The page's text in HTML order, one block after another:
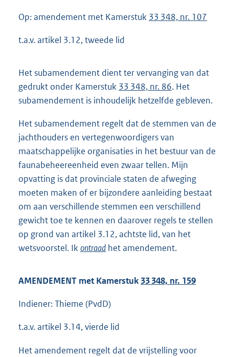
Op: amendement met Kamerstuk 33 348, nr. 107
t.a.v. artikel 3.12, tweede lid
Het subamendement dient ter vervanging van dat
gedrukt onder Kamerstuk 33 348, nr. 86. Het
subamendement is inhoudelijk hetzelfde gebleven.
Het subamendement regelt dat de stemmen van de
jachthouders en vertegenwoordigers van
maatschappelijke organisaties in het bestuur van de
faunabeheereenheid even zwaar tellen. Mijn
opvatting is dat provinciale staten de afweging
moeten maken of er bijzondere aanleiding bestaat
om aan verschillende stemmen een verschillend
gewicht toe te kennen en daarover regels te stellen
op grond van artikel 3.12, achtste lid, van het
wetsvoorstel. Ikontraad het amendement.
AMENDEMENT met Kamerstuk 33 348, nr. 159
Indiener: Thieme (PvdD)
t.a.v. artikel 3.14, vierde lid
Het amendement regelt dat de vrijstelling voor